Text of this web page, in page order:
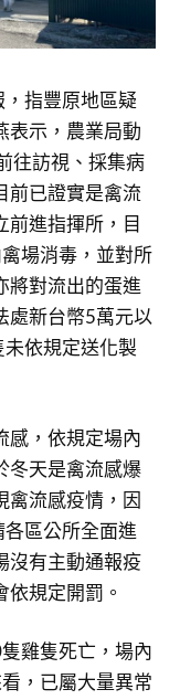
指豐原地區疑
表示，農業局動
往訪視、採集病
前已證實是禽流
前進指揮所，目
場消毒，並對所
將對流出的蛋進
處新台幣5萬元以
依規定送化製
感，依規定場內
冬天是禽流感爆
禽流感疫情，因
區公所全面進
沒有主動通報疫
規定開罰。
雞隻死亡，場內
，已屬大量異常